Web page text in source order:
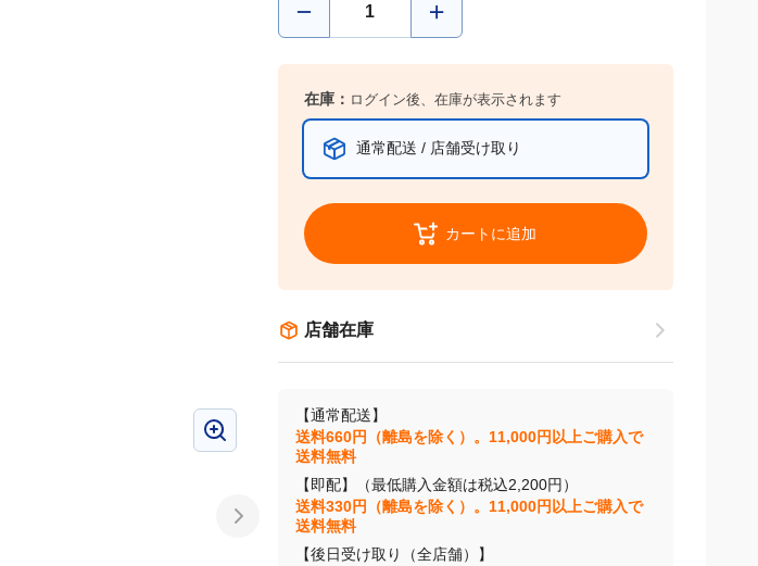
在庫： ログイン後、在庫が表示されます
通常配送 / 店舗受け取り
カートに追加
店舗在庫
【通常配送】
送料660円（離島を除く）。11,000円以上ご購入で
送料無料
【即配】（最低購入金額は税込2,200円）
送料330円（離島を除く）。11,000円以上ご購入で
送料無料
【後日受け取り（全店舗）】